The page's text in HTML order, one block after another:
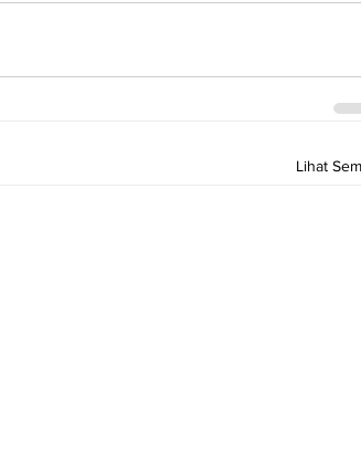
Lihat